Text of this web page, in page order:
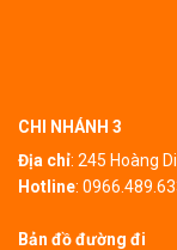
CHI NHÁNH 3
Địa chỉ: 245 Hoàng
Hotline:
Bản đồ đường đi